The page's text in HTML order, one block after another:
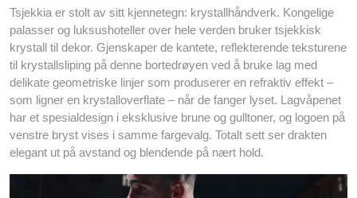
Tsjekkia er stolt av sitt kjennetegn: krystallhåndverk. Kongelige
palasser og luksushoteller over hele verden bruker tsjekkisk
krystall til dekor. Gjenskaper de kantete, reflekterende teksturene
til krystallsliping på denne bortedrøyen ved å bruke lag med
delikate geometriske linjer som produserer en refraktiv effekt –
som ligner en krystalloverflate – når de fanger lyset. Lagvåpenet
har et spesialdesign i eksklusive brune og gulltoner, og logoen på
venstre bryst vises i samme fargevalg. Totalt sett ser drakten
elegant ut på avstand og blendende på nært hold.